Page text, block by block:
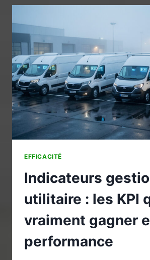
CAPACITÉ
TRANSPORT
LÉGER
EFFICACITÉ
Indicateurs
utilitaire : les KPI
vraiment gagner
performance